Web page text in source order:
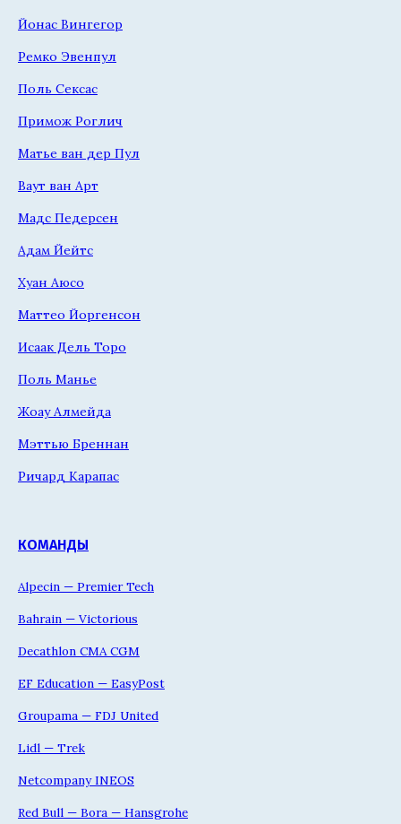
Йонас Вингегор
Ремко Эвенпул
Поль Сексас
Примож Роглич
Матье ван дер Пул
Ваут ван Арт
Мадс Педерсен
Адам Йейтс
Хуан Аюсо
Маттео Йоргенсон
Исаак Дель Торо
Поль Манье
Жоау Алмейда
Мэттью Бреннан
Ричард Карапас
КОМАНДЫ
Alpecin — Premier Tech
Bahrain — Victorious
Decathlon CMA CGM
EF Education — EasyPost
Groupama — FDJ United
Lidl — Trek
Netcompany INEOS
Red Bull — Bora — Hansgrohe